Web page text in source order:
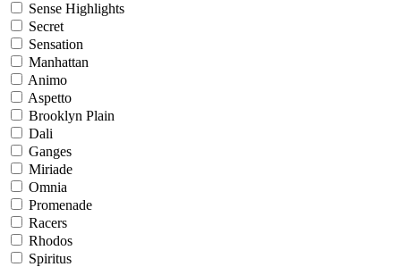
Sense Highlights
Secret
Sensation
Manhattan
Animo
Aspetto
Brooklyn Plain
Dali
Ganges
Miriade
Omnia
Promenade
Racers
Rhodos
Spiritus